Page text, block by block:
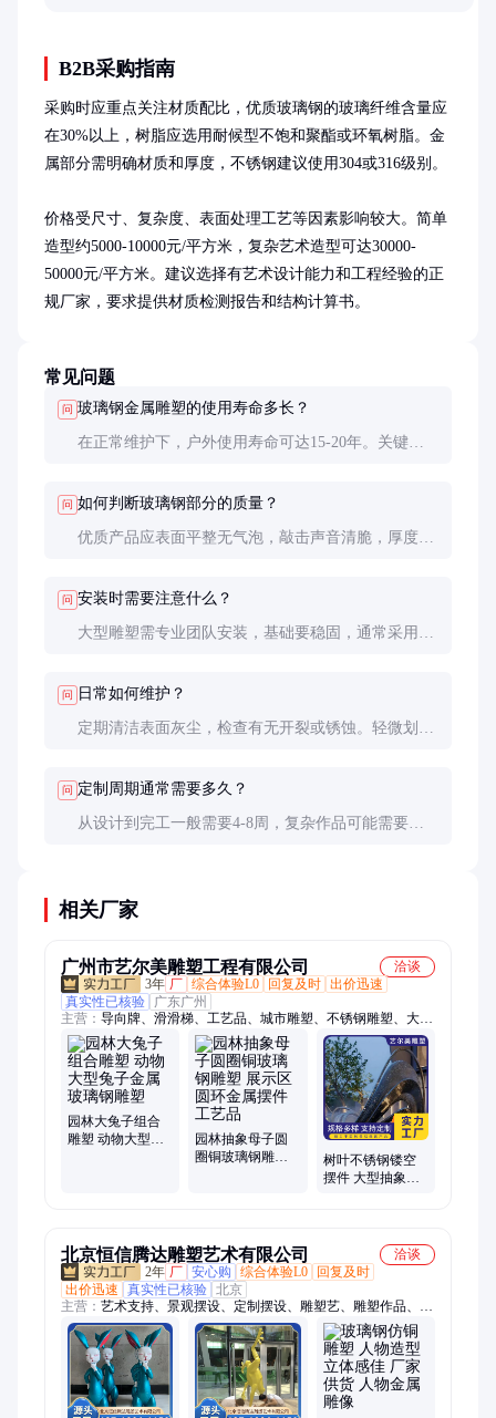
B2B采购指南
采购时应重点关注材质配比，优质玻璃钢的玻璃纤维含量应
在30%以上，树脂应选用耐候型不饱和聚酯或环氧树脂。金
属部分需明确材质和厚度，不锈钢建议使用304或316级别。
价格受尺寸、复杂度、表面处理工艺等因素影响较大。简单
造型约5000-10000元/平方米，复杂艺术造型可达30000-
50000元/平方米。建议选择有艺术设计能力和工程经验的正
规厂家，要求提供材质检测报告和结构计算书。
常见问题
问 玻璃钢金属雕塑的使用寿命多长？
在正常维护下，户外使用寿命可达15-20年。关键取
问 如何判断玻璃钢部分的质量？
优质产品应表面平整无气泡，敲击声音清脆，厚度均
问 安装时需要注意什么？
大型雕塑需专业团队安装，基础要稳固，通常采用预
问 日常如何维护？
定期清洁表面灰尘，检查有无开裂或锈蚀。轻微划痕
问 定制周期通常需要多久？
从设计到完工一般需要4-8周，复杂作品可能需要更
相关厂家
广州市艺尔美雕塑工程有限公司
洽谈
3年 厂 综合体验L0 回复及时 出价迅速
真实性已核验
广东广州
主营： 导向牌、滑滑梯、工艺品、城市雕塑、不锈钢雕塑、大型
雕塑、圆球雕塑、海龙雕塑、圆环雕塑、雕塑摆件、金属摆件、
发光雕塑、镂空雕塑、景观雕塑、金属廊架、攀爬架、游乐设
施、鲸鱼滑梯、异形摆件、滑梯定制、景观摆件、景观装置、精
神堡垒、异形廊架、大型标识
园林大兔子组合
雕塑 动物大型兔
园林抽象母子圆
圈铜玻璃钢雕塑
树叶不锈钢镂空
摆件 大型抽象雕
北京恒信腾达雕塑艺术有限公司
洽谈
2年 厂 安心购 综合体验L0
回复及时
出价迅速
真实性已核验 北京
主营： 艺术支持、景观摆设、定制摆设、雕塑艺、雕塑作品、广
场雕塑、大学雕塑、大型雕塑、展台雕塑、铸铜雕塑、观赏雕
塑、锻铜雕塑、人物雕塑、雕塑制作、树脂雕塑、动物雕塑、景
观雕塑、户外雕塑、卡通雕塑、公馆雕塑、智慧山雕塑、不锈钢
雕塑、商业雕刻、景观支持、装饰艺术品